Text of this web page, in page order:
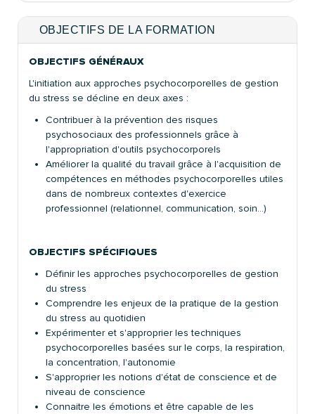
OBJECTIFS DE LA FORMATION
OBJECTIFS GÉNÉRAUX
L'initiation aux approches psychocorporelles de gestion
du stress se décline en deux axes :
Contribuer à la prévention des risques
psychosociaux des professionnels grâce à
l'appropriation d'outils psychocorporels
Améliorer la qualité du travail grâce à l'acquisition de
compétences en méthodes psychocorporelles utiles
dans de nombreux contextes d'exercice
professionnel (relationnel, communication, soin…)
OBJECTIFS SPÉCIFIQUES
Définir les approches psychocorporelles de gestion
du stress
Comprendre les enjeux de la pratique de la gestion
du stress au quotidien
Expérimenter et s'approprier les techniques
psychocorporelles basées sur le corps, la respiration,
la concentration, l'autonomie
S'approprier les notions d'état de conscience et de
niveau de conscience
Connaitre les émotions et être capable de les